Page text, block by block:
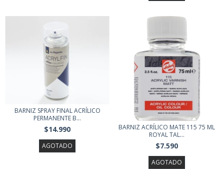
BARNIZ SPRAY FINAL ACRÍLICO
PERMANENTE B...
$14.990
AGOTADO
BARNIZ ACRÍLICO MATE 115 75 ML
ROYAL TAL...
$7.590
AGOTADO